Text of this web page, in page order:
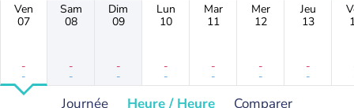
Ven
07
-
-
Sam
08
-
-
Dim
09
-
-
Lun
10
-
-
Mar
11
-
-
Mer
12
-
-
Jeu
13
-
-
Journée Heure / Heure Comparer